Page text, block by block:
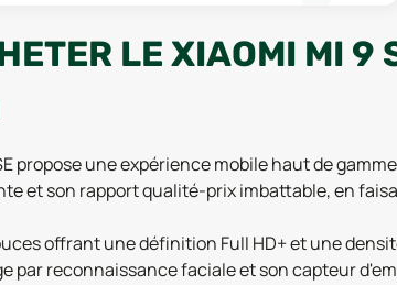
LE XIAOMI MI 9
propose une expérience mobile haut de
et son rapport qualité-prix imbattable, en
offrant une définition Full HD+ et une
par reconnaissance faciale et son capteur